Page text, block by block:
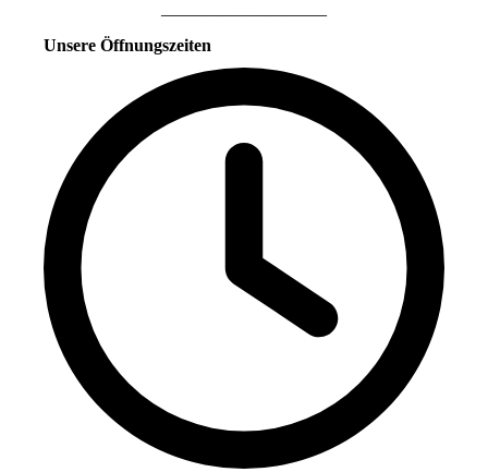
Unsere Öffnungszeiten